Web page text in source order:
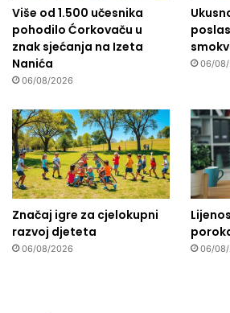
Više od 1.500 učesnika
pohodilo Ćorkovaču u
znak sjećanja na Izeta
Nanića
06/08/2026
06/
Značaj igre za cjelokupni
razvoj djeteta
06/08/2026 06/